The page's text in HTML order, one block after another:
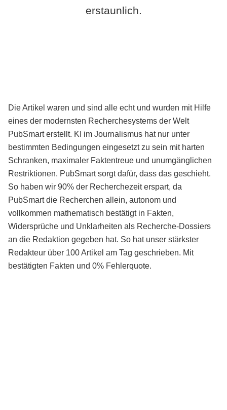
erstaunlich.
Die Artikel waren und sind alle echt und wurden mit Hilfe
eines der modernsten Recherchesystems der Welt
PubSmart erstellt. KI im Journalismus hat nur unter
bestimmten Bedingungen eingesetzt zu sein mit harten
Schranken, maximaler Faktentreue und unumgänglichen
Restriktionen. PubSmart sorgt dafür, dass das geschieht.
So haben wir 90% der Recherchezeit erspart, da
PubSmart die Recherchen allein, autonom und
vollkommen mathematisch bestätigt in Fakten,
Widersprüche und Unklarheiten als Recherche-Dossiers
an die Redaktion gegeben hat. So hat unser stärkster
Redakteur über 100 Artikel am Tag geschrieben. Mit
bestätigten Fakten und 0% Fehlerquote.